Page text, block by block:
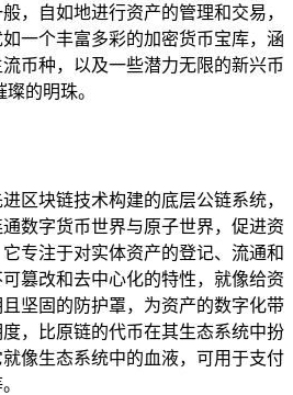
，自如地进行资产的管理和交易，
一个丰富多彩的加密货币宝库，涵
币种，以及一些潜力无限的新兴币
的明珠。
区块链技术构建的底层公链系统，
数字货币世界与原子世界，促进资
专注于对实体资产的登记、流通和
篡改和去中心化的特性，就像给资
坚固的防护罩，为资产的数字化带
，比原链的代币在其生态系统中扮
像生态系统中的血液，可用于支付